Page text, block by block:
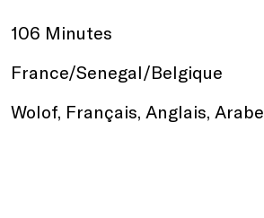
106 Minutes
France/Senegal/Belgique
Wolof, Français, Anglais, Arabe